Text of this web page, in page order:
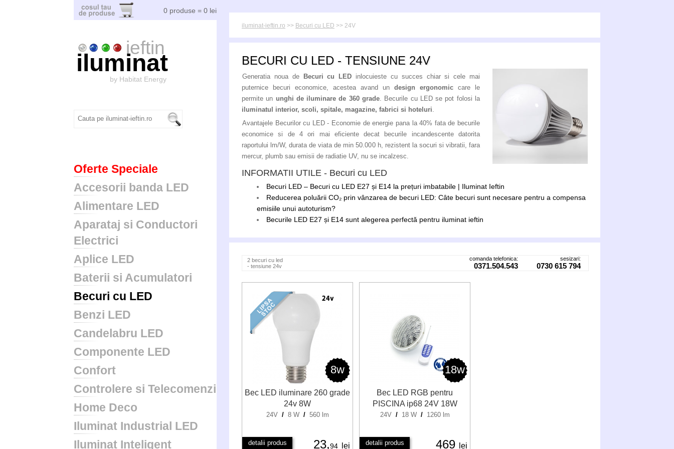
0 produse = 0 lei
ieftin
iluminat
by Habitat Energy
Oferte Speciale
Accesorii banda LED
Alimentare LED
Aparataj si Conductori
Electrici
Aplice LED
Baterii si Acumulatori
Becuri cu LED
Benzi LED
Candelabru LED
Componente LED
Confort
Controlere si Telecomenzi
Home Deco
Iluminat Industrial LED
Iluminat Inteligent
iluminat-ieftin.ro >> Becuri cu LED >> 24V
BECURI CU LED - TENSIUNE 24V
Generatia noua de Becuri cu LED inlocuieste cu succes chiar si cele mai
puternice becuri economice, acestea avand un design ergonomic care le
permite un unghi de iluminare de 360 grade. Becurile cu LED se pot folosi la
iluminatul interior, scoli, spitale, magazine, fabrici si hoteluri.
Avantajele Becurilor cu LED - Economie de energie pana la 40% fata de becurile
economice si de 4 ori mai eficiente decat becurile incandescente datorita
raportului lm/W, durata de viata de min 50.000 h, rezistent la socuri si vibratii, fara
mercur, plumb sau emisii de radiatie UV, nu se incalzesc.
INFORMATII UTILE - Becuri cu LED
Becuri LED – Becuri cu LED E27 și E14 la prețuri imbatabile | Iluminat Ieftin
Reducerea poluării CO₂ prin vânzarea de becuri LED: Câte becuri sunt necesare pentru a compensa
emisiile unui autoturism?
Becurile LED E27 și E14 sunt alegerea perfectă pentru iluminat ieftin
2 becuri cu led
- tensiune 24v
comanda telefonica:
0371.504.543
sesizari:
0730 615 794
8w
Bec LED iluminare 260 grade
24v 8W
24V / 8 W / 560 lm
detalii produs 23,94 lei
18w
Bec LED RGB pentru
PISCINA ip68 24V 18W
24V / 18 W / 1260 lm
detalii produs 469 lei